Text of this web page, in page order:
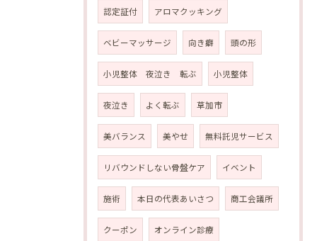
認定証付 アロマクッキング
ベビーマッサージ 向き癖 頭の形
小児整体 夜泣き 転ぶ 小児整体
夜泣き よく転ぶ 草加市
美バランス 美やせ 無料託児サービス
リバウンドしない骨盤ケア イベント
施術 本日の代表あいさつ 商工会議所
クーポン オンライン診療